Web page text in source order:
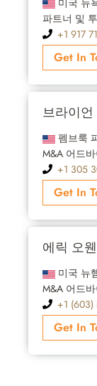
미국 뉴
파트너 및
+1 917
Get In
브라이
펨브룩
M&A 어드
+1 305
Get In
에릭 오
미국 뉴
M&A 어드
+1 (603)
Get In